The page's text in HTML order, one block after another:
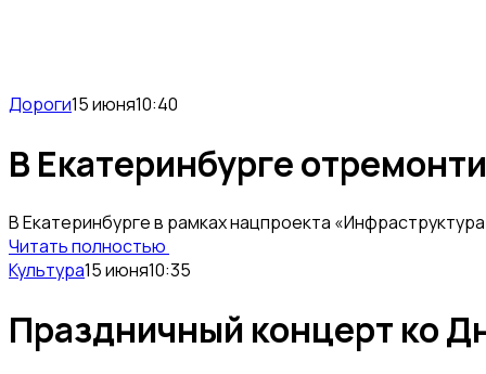
Дороги15 июня10:40
В Екатеринбурге
В Екатеринбурге в рамках нацпроекта
Читать полностью
Культура15 июня10:35
Праздничный концерт ко